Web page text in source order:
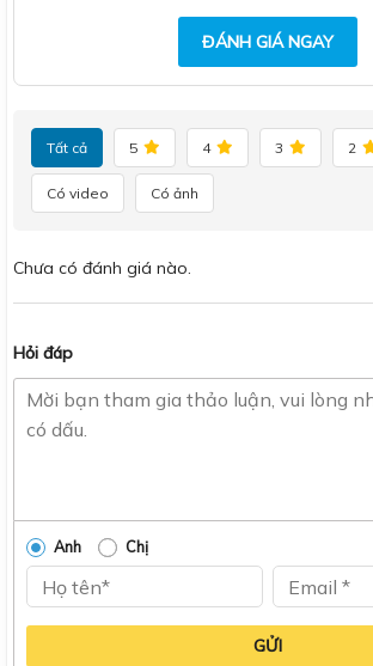
ĐÁNH GIÁ NGAY
Tất cả 5 4 3 2
Có video Có ảnh
Chưa có đánh giá nào.
Hỏi đáp
Anh Chị
GỬI